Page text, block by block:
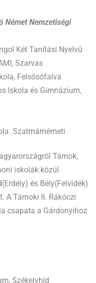
Német Nemzetiségi
Két Tanítási Nyelvű
Szarvas
Felsősófalva
Iskola és Gimnázium,
Szatmárnémeti
Tárnok,
iskolák közül
és Bély(Felvidék)
A Tárnoki II. Rákóczi
csapata a Gárdonyihoz
Székelyhíd